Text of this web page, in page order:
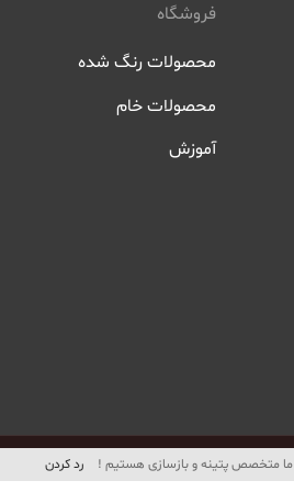
فروشگاه
محصولات رنگ شده
محصولات خام
آموزش
ما متخصص پتینه و بازسازی هستیم ! رد کردن